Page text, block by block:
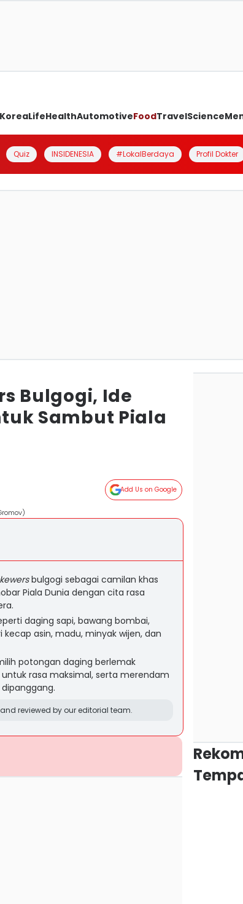
KoreaLifeHealthAutomotiveFoodTravelScience
Quiz INSIDENESIA #LokalBerdaya Profil Dokter
Bulgogi, Ide
Sambut Piala
Add Us on Google
bulgogi sebagai camilan khas
Piala Dunia dengan cita rasa
daging sapi, bawang bombai,
asin, madu, minyak wijen, dan
potongan daging berlemak
rasa maksimal, serta merendam
reviewed by our editorial team.